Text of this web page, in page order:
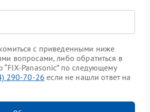
с приведенными ниже
вопросами, либо обратиться в
“FIX-Panasonic” по следующему
290-70-26 если не нашли ответ на